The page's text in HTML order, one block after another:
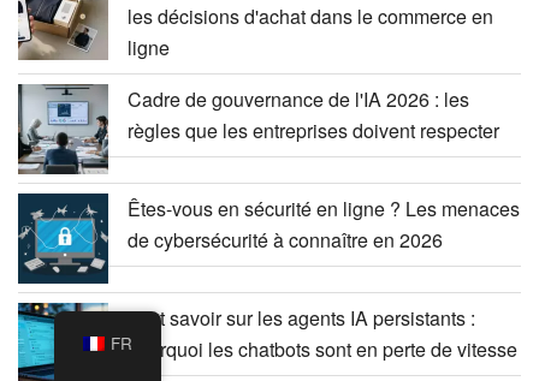
les décisions d'achat dans le commerce en
ligne
Cadre de gouvernance de l'IA 2026 : les
règles que les entreprises doivent respecter
Êtes-vous en sécurité en ligne ? Les menaces
de cybersécurité à connaître en 2026
Tout savoir sur les agents IA persistants :
pourquoi les chatbots sont en perte de vitesse
FR